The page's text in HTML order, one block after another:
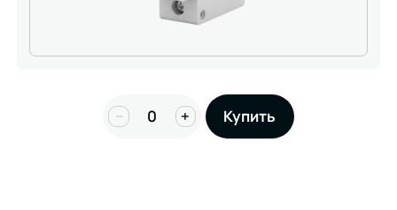
− + Купить